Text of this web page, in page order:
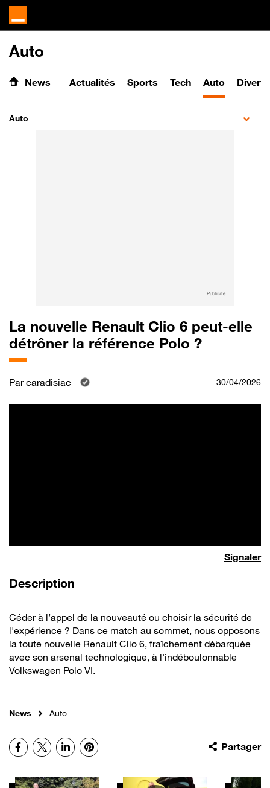
Auto
News Actualités Sports Tech Auto
Auto
Publicité
La nouvelle Renault Clio 6 peut-elle
détrôner la référence Polo ?
Parcaradisiac 30/04/2026
Signaler
Description
Céder à l’appel de la nouveauté ou choisir la sécurité de
l'expérience ? Dans ce match au sommet, nous opposons
la toute nouvelle Renault Clio 6, fraîchement débarquée
avec son arsenal technologique, à l'indéboulonnable
Volkswagen Polo VI.
News Auto
Partager
Facebook
X LinkedInPinterest
Autres vidéos